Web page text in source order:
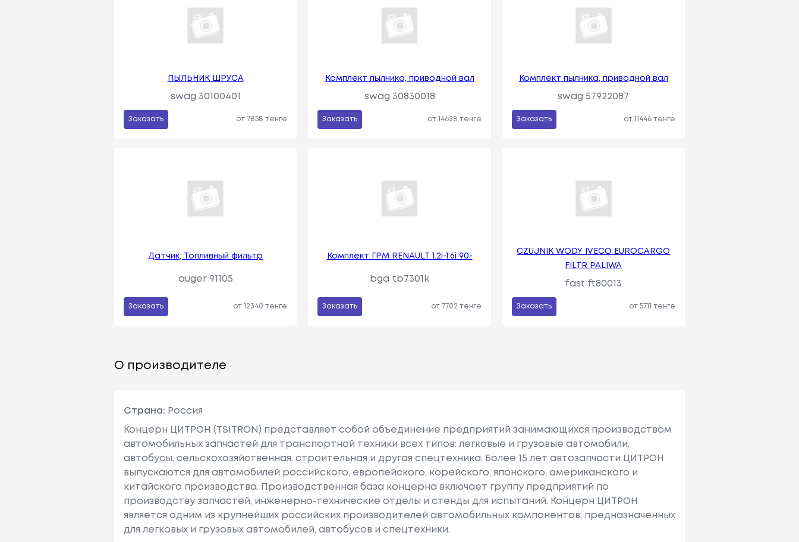
ПЫЛЬНИК ШРУСА
swag 30100401
Заказать от 7858 тенге
Комплект пылника, приводной вал
swag 30830018
Заказать от 14628 тенге
Комплект пылника, приводной вал
swag 57922087
Заказать от 11446 тенге
Датчик, Топливный фильтр
auger 91105
Заказать от 12340 тенге
Комплект ГРМ RENAULT 1.2i-1.6i 90-
bga tb7301k
Заказать от 7702 тенге
CZUJNIK WODY IVECO EUROCARGO
FILTR PALIWA
fast ft80013
Заказать от 5711 тенге
О производителе
Страна: Россия
Концерн ЦИТРОН (TSITRON) представляет собой объединение предприятий занимающихся производством
автомобильных запчастей для транспортной техники всех типов: легковые и грузовые автомобили,
автобусы, сельскохозяйственная, строительная и другая спецтехника. Более 15 лет автозапчасти ЦИТРОН
выпускаются для автомобилей российского, европейского, корейского, японского, американского и
китайского производства. Производственная база концерна включает группу предприятий по
производству запчастей, инженерно-технические отделы и стенды для испытаний. Концерн ЦИТРОН
является одним из крупнейших российских производителей автомобильных компонентов, предназначенных
для легковых и грузовых автомобилей, автобусов и спецтехники.